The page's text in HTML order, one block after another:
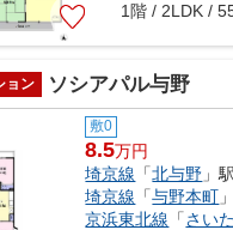
1階 / 2LDK /
ョン ソシアパル与野
敷0
8.5万円
埼京線 「北与野 」
埼京線 「与野本町
京浜東北線 「さい